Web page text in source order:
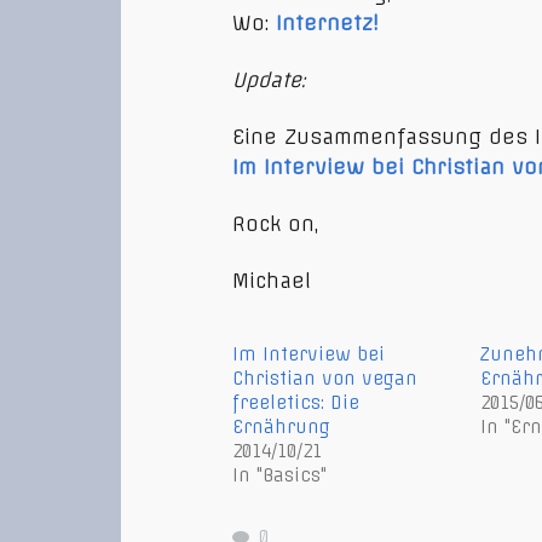
Wo: Internetz!
Update:
Eine Zusammenfassung
Im Interview bei Christian
Rock on,
Michael
Im Interview bei
Christian von vegan
freeletics: Die
Ernährung
2014/10/21
In "Basics"
2015/
In
0